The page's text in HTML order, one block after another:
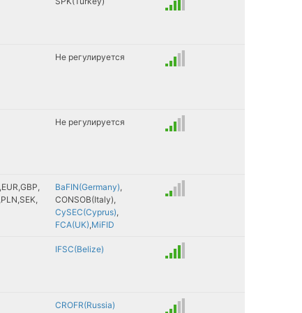
Не регулируется
Не регулируется
EUR GBP
PLN SEK
BaFIN(Germany)
CONSOB(Italy)
CySEC(Cyprus)
FCA(UK) MiFID
IFSC(Belize)
CROFR(Russia)